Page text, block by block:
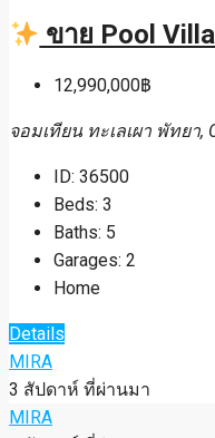
ขาย Pool
12,990,000฿
จอมเทียน ทะเลเผา พัทยา,
ID: 36500
Beds: 3
Baths: 5
Garages: 2
Home
Details
MIRA
3 สัปดาห์ ที่ผ่านมา
MIRA